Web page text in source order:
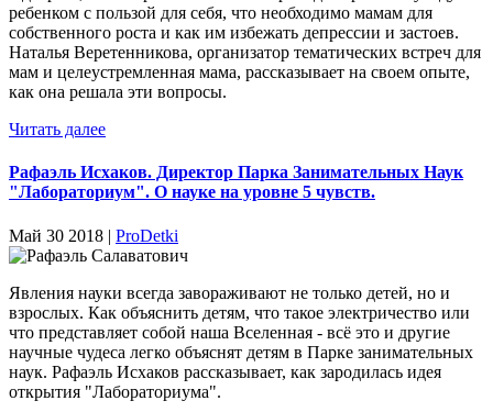
ребенком с пользой для себя, что необходимо мамам для
собственного роста и как им избежать депрессии и застоев.
Наталья Веретенникова, организатор тематических встреч для
мам и целеустремленная мама, рассказывает на своем опыте,
как она решала эти вопросы.
Читать далее
Рафаэль Исхаков. Директор Парка Занимательных Наук
"Лабораториум". О науке на уровне 5 чувств.
Май 30 2018 | ProDetki
Явления науки всегда завораживают не только детей, но и
взрослых. Как объяснить детям, что такое электричество или
что представляет собой наша Вселенная - всё это и другие
научные чудеса легко объяснят детям в Парке занимательных
наук. Рафаэль Исхаков рассказывает, как зародилась идея
открытия "Лабораториума".